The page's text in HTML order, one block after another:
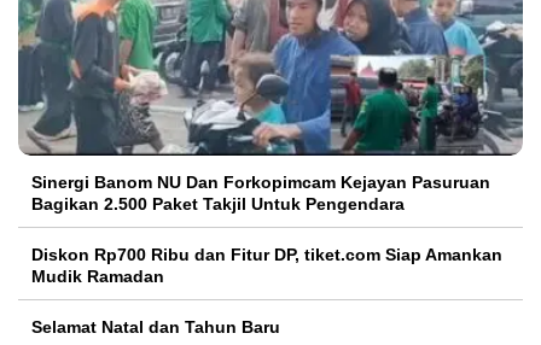
Sinergi Banom NU Dan Forkopimcam Kejayan Pasuruan
Bagikan 2.500 Paket Takjil Untuk Pengendara
Diskon Rp700 Ribu dan Fitur DP, tiket.com Siap Amankan
Mudik Ramadan
Selamat Natal dan Tahun Baru